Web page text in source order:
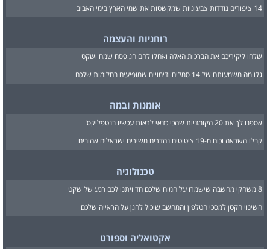
14 ציפורים נודדות צבעוניות שמקשטות את שמי הארץ בימי האביב
רוחניות והעצמה
שלחו ליקיריכם את הברכות האלה ואחלו להם חג פסח שמח ושקט
גלו מה משמעותם של 14 סמלים ודימויים שמופיעים בחלומות שלכם
אומנות ובמה
אספנו לך את 20 הקומדיות שהכי כדאי לראות עכשיו בנטפליקס!
קבלו השראה וכוח מ-19 ציטוטים נהדרים משירים ישראלים אהובים
טכנולוגיה
8 משחקי מחשבה שישמרו על המוח שלכם חד ויתנו לכם רגע של שקט
השינוי הקטן למסכי הטלפון והמחשב שיכול להגן על הראייה שלכם
אקטואליה וספורט